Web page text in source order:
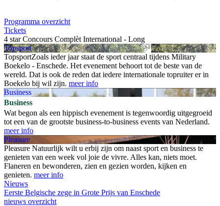
Programma overzicht
Tickets
4 star Concours Complèt International - Long
Topsport
TopsportZoals ieder jaar staat de sport centraal tijdens Military
Boekelo - Enschede. Het evenement behoort tot de beste van de
wereld. Dat is ook de reden dat iedere internationale topruiter er in
Boekelo bij wil zijn. meer info
Business
Business
Wat begon als een hippisch evenement is tegenwoordig uitgegroeid
tot een van de grootste business-to-business events van Nederland.
meer info
Pleasure
Pleasure Natuurlijk wilt u erbij zijn om naast sport en business te
genieten van een week vol joie de vivre. Alles kan, niets moet.
Flaneren en bewonderen, zien en gezien worden, kijken en
genieten. meer info
Nieuws
Eerste Belgische zege in Grote Prijs van Enschede
nieuws overzicht